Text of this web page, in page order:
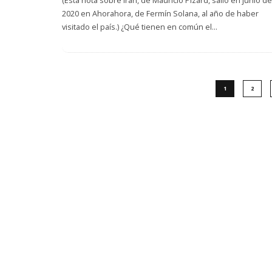
2020 en Ahorahora, de Fermín Solana, al año de haber
visitado el país.) ¿Qué tienen en común el...
1 2